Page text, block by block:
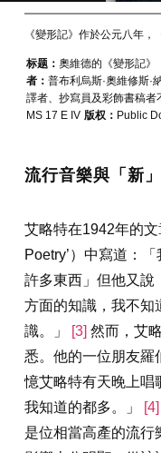
《變形記》作於公元八年，
标题： 奧維德的《變形記》
者： 普布利烏斯·奧維修斯·
譯者、抄寫員及彩飾書稿者
MS 17 E IV 版权： Public
流行音樂與「新
艾略特在1942年的
Poetry’）中寫道：
許多東西」但他又說
方面的知識，我不知
識。」
[3] 然而，艾
悉。他的一位朋友羅
憶艾略特有天晚上唱
我知道的都多。」
[4]
是位相當高產的流行